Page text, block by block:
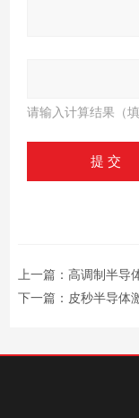
请输入计算结果（
上一篇： 高调制半导
下一篇： 皮秒半导体